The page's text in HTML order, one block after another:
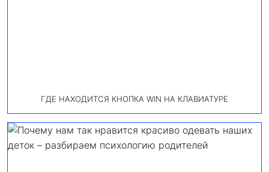
ГДЕ НАХОДИТСЯ КНОПКА WIN НА КЛАВИАТУРЕ